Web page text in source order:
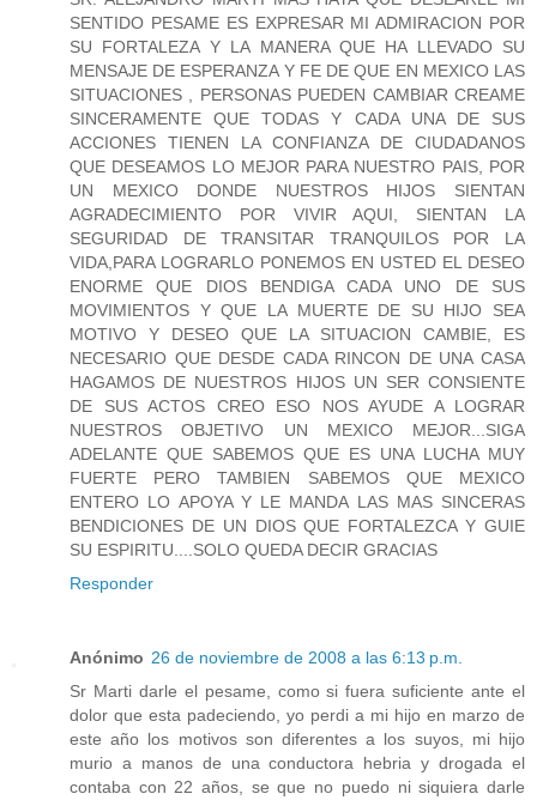
SENTIDO PESAME ES EXPRESAR MI ADMIRACION POR
SU FORTALEZA Y LA MANERA QUE HA LLEVADO SU
MENSAJE DE ESPERANZA Y FE DE QUE EN MEXICO LAS
SITUACIONES , PERSONAS PUEDEN CAMBIAR CREAME
SINCERAMENTE QUE TODAS Y CADA UNA DE SUS
ACCIONES TIENEN LA CONFIANZA DE CIUDADANOS
QUE DESEAMOS LO MEJOR PARA NUESTRO PAIS, POR
UN MEXICO DONDE NUESTROS HIJOS SIENTAN
AGRADECIMIENTO POR VIVIR AQUI, SIENTAN LA
SEGURIDAD DE TRANSITAR TRANQUILOS POR LA
VIDA,PARA LOGRARLO PONEMOS EN USTED EL DESEO
ENORME QUE DIOS BENDIGA CADA UNO DE SUS
MOVIMIENTOS Y QUE LA MUERTE DE SU HIJO SEA
MOTIVO Y DESEO QUE LA SITUACION CAMBIE, ES
NECESARIO QUE DESDE CADA RINCON DE UNA CASA
HAGAMOS DE NUESTROS HIJOS UN SER CONSIENTE
DE SUS ACTOS CREO ESO NOS AYUDE A LOGRAR
NUESTROS OBJETIVO UN MEXICO MEJOR...SIGA
ADELANTE QUE SABEMOS QUE ES UNA LUCHA MUY
FUERTE PERO TAMBIEN SABEMOS QUE MEXICO
ENTERO LO APOYA Y LE MANDA LAS MAS SINCERAS
BENDICIONES DE UN DIOS QUE FORTALEZCA Y GUIE
SU ESPIRITU....SOLO QUEDA DECIR GRACIAS
Responder
Anónimo 26 de noviembre de 2008 a las 6:13 p.m.
Sr Marti darle el pesame, como si fuera suficiente ante el
dolor que esta padeciendo, yo perdi a mi hijo en marzo de
este año los motivos son diferentes a los suyos, mi hijo
murio a manos de una conductora hebria y drogada el
contaba con 22 años, se que no puedo ni siquiera darle